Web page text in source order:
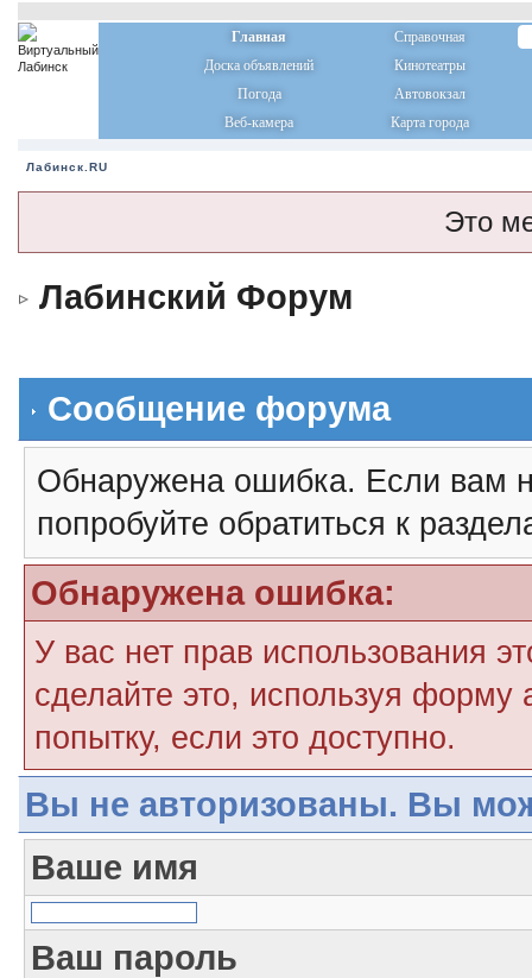
Главная
Справочная
Доска объявлений
Кинотеатры
Погода
Автовокзал
Веб-камера
Карта города
Лабинск.RU
Это
Лабинский Форум
Сообщение форума
Обнаружена ошибка. Если вам
попробуйте обратиться к
Обнаружена ошибка:
У вас нет прав использования
сделайте это, используя форму
попытку, если это доступно.
Вы не авторизованы. Вы
Ваше имя
Ваш пароль